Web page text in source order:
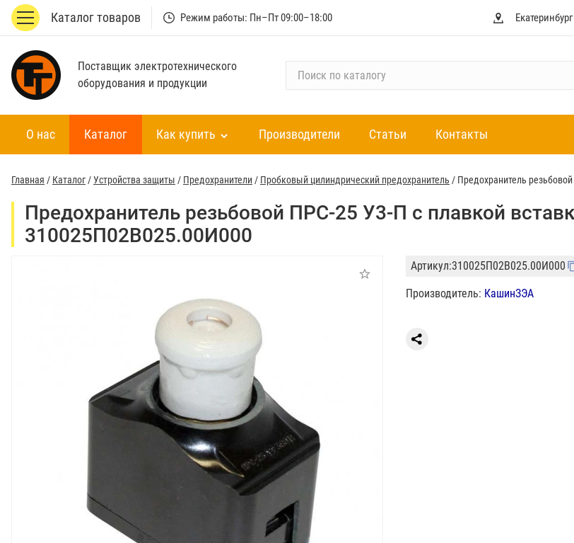
Каталог товаров Режим работы: Пн–Пт 09:00–18:00 Екатеринбург
Поставщик электротехнического
оборудования и продукции
с
к
п
к
О нас Каталог Как купить Производители Статьи Контакты
Главная / Каталог/Устройства защиты / Предохранители / Пробковый цилиндрический предохранитель / Предохранитель
Предохранитель резьбовой ПРС-25 У3-П с плавкой
310025П02В025.00И000
Артикул:310025П02В025.00И000
Производитель: КашинЗЭА